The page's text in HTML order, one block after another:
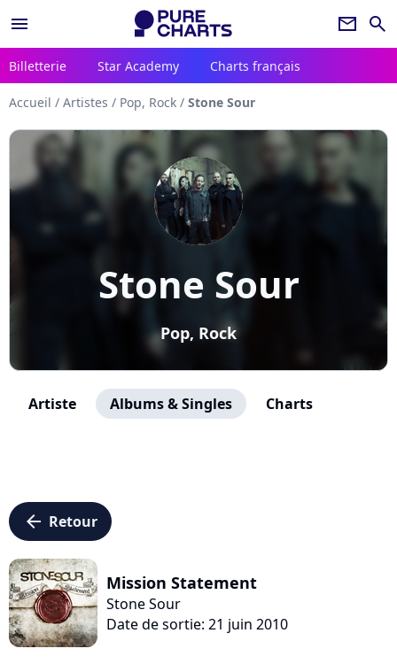
menu newsletter search
Billetterie Star Academy Charts français
Accueil / Artistes / Pop, Rock / Stone Sour
Stone Sour
Pop, Rock
Artiste Albums & Singles Charts
arrow_left Retour
Mission Statement
Stone Sour
Date de sortie: 21 juin 2010